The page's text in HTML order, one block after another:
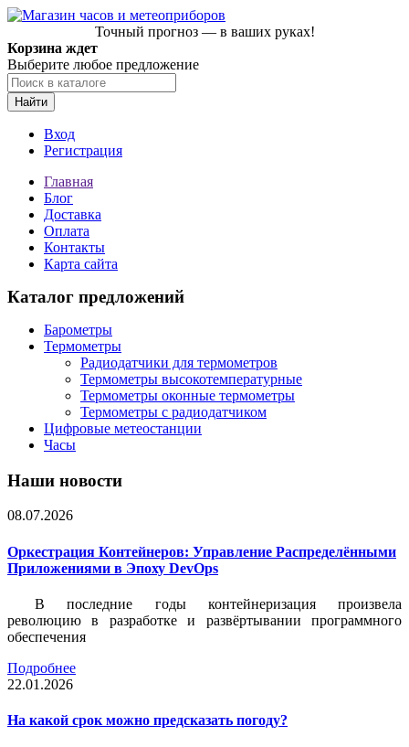
Точный прогноз — в ваших руках!
Корзина ждет
Выберите любое предложение
Найти
Вход
Регистрация
Главная
Блог
Доставка
Оплата
Контакты
Карта сайта
Каталог предложений
Барометры
Термометры
Радиодатчики для термометров
Термометры высокотемпературные
Термометры оконные термометры
Термометры с радиодатчиком
Цифровые метеостанции
Часы
Наши новости
08.07.2026
Оркестрация Контейнеров: Управление Распределёнными
Приложениями в Эпоху DevOps
В последние годы контейнеризация произвела
революцию в разработке и развёртывании программного
обеспечения
Подробнее
22.01.2026
На какой срок можно предсказать погоду?